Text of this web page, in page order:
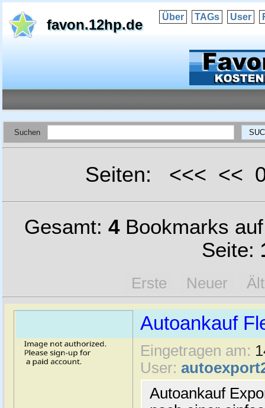
favon.12hp.de Über TAGs User
Suchen
Seiten: <<< <<
Gesamt: 4Bookmarks
Seite:
Erste Neuer
Autoankauf
Eingetragen am:
User:
Autoankauf